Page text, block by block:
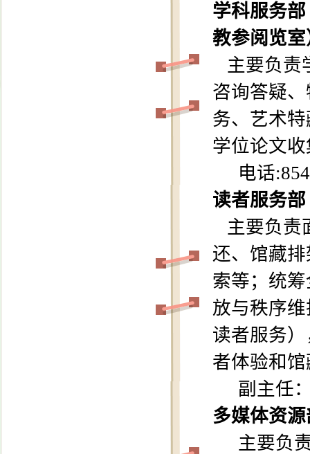
学科服务
教参阅览室
主要负责
咨询答疑
务、艺术
学位论文
电话
读者服务
主要负责
还、馆藏
索等；统筹
放与秩序
读者服务
者体验和
副主任
多媒体资
主要负